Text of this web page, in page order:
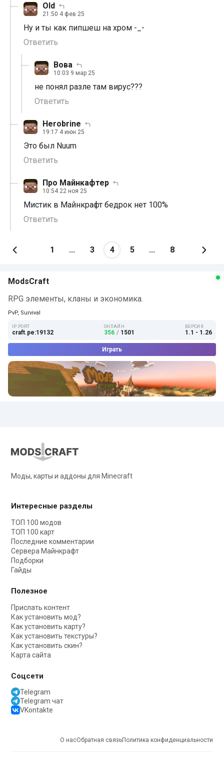
Old
21:50 4 фев 25
Ну и ты как пипшеш на хром -_-
Ответить
Вова
10:03 9 мар 25
не понял разле там вирус???
Ответить
Herobrine
19:17 4 июн 25
Это был Nuum
Ответить
Про Майнкафтер
10:54 22 ноя 25
Мистик в Майнкрафт бедрок нет 100%
Ответить
1 ... 3 4 5 ... 8
ModsCraft
RPG элементы, кланы и экономика.
PvP, Survival
IP:PORT
craft.pe:19132
ОНЛАЙН
356 / 1501
ВЕРСИЯ
1.1 - 1.26
Играть
Моды, карты и аддоны для Minecraft
Интересные разделы
ТОП 100 модов
ТОП 100 карт
Последние комментарии
Сервера Майнкрафт
Подборки
Гайды
Полезное
Прислать контент
Как установить мод?
Как установить карту?
Как установить текстуры?
Как установить скин?
Карта сайта
Соцсети
Telegram
Telegram чат
VKontakte
О насОбратная связьПолитика конфиденциальности